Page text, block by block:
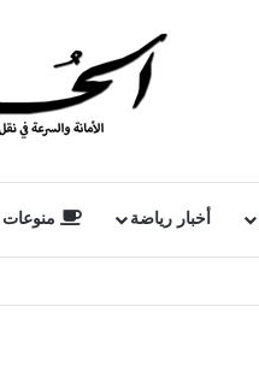
أخبار رياضة منوعات